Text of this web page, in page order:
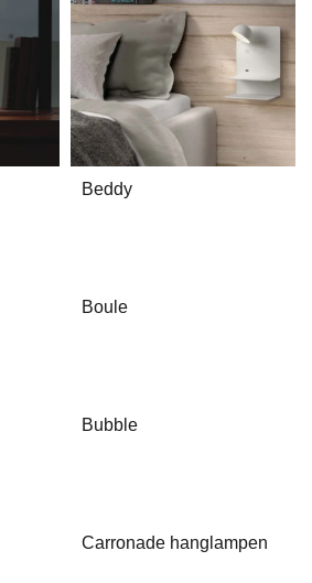
Beddy
Boule
Bubble
Carronade hanglampen